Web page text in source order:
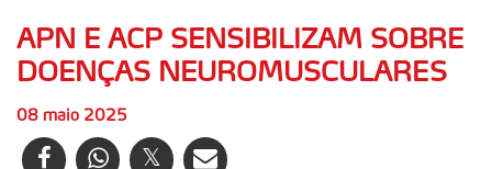
APN E ACP SENSIBILIZAM SOBRE
DOENÇAS NEUROMUSCULARES
08 maio 2025